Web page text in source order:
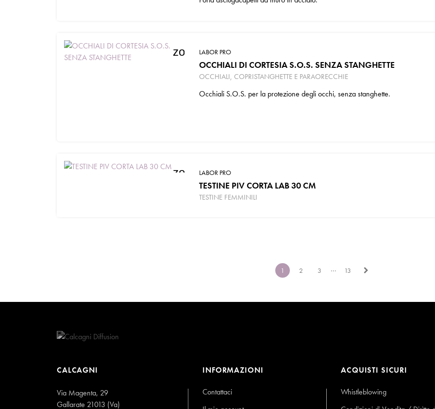
zoom_inLABOR PRO
OCCHIALI DI CORTESIA S.O.S. SENZA STANGHETTE
OCCHIALI, COPRISTANGHETTE E PARAORECCHIE
Occhiali S.O.S. per la protezione degli occhi, senza stanghette.
zoom_inLABOR PRO
TESTINE PIV CORTA LAB 30 CM
TESTINE FEMMINILI
1 2 3 … 13
CALCAGNI
Via Magenta, 29
Gallarate 21013 (Va)
INFORMAZIONI
Contattaci
ACQUISTI SICURI
Whistleblowing